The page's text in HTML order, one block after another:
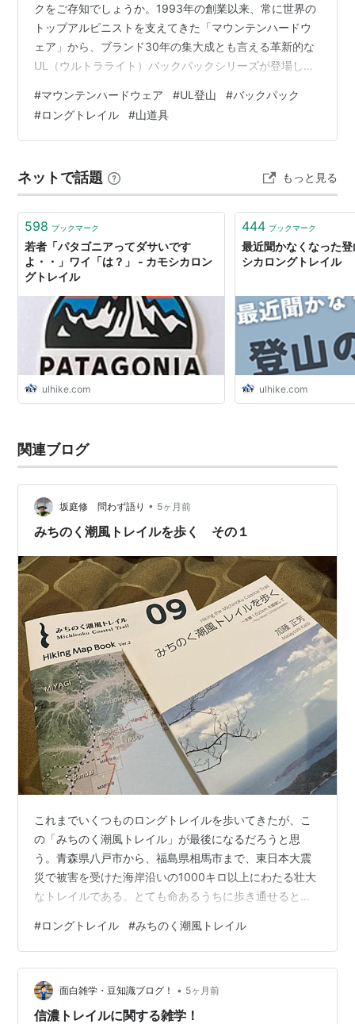
クをご存知でしょうか。1993年の創業以来、常に世界の
トップアルピニストを支えてきた「マウンテンハードウ
ェア」から、ブランド30年の集大成とも言える革新的な
UL（ウルトラライト）バックパックシリーズが登場しま
「Kazam（カザム）」。 「軽いだけのバックパックはも
う古い」――そんな声が聞こえてきそうなほど、圧倒的
な軽量性と、長時間の縦走にも耐えうる快適な背負い心
ーから本格的な登山家までを虜にする、その驚きのスペ
ックと特徴を余すところなくご紹介…
#マウンテンハードウェア #UL登山 #バックパック
#ロングトレイル #山道具
ネットで話題 もっと見る
598 ブックマーク
若者「パタゴニアってダサいです
よ・・」ワイ「は？」 - カモシカロン
グトレイル
ulhike.com
444 ブックマーク
最近聞かなくなった
シカロングトレイル
ulhike.com
関連ブログ
坂庭修 問わず語り • 5ヶ月前
みちのく潮風トレイルを歩く その１
これまでいくつものロングトレイルを歩いてきたが、こ
の「みちのく潮風トレイル」が最後になるだろうと思
う。青森県八戸市から、福島県相馬市まで、東日本大震
災で被害を受けた海岸沿いの1000キロ以上にわたる壮大
なトレイルである。とても命あるうちに歩き通せるとは
に宿泊したので、初めて歩いてみることにした。スター
トは仙台の南にある「名取トレイルセンター」とした。
立派なセンターでこのトレイルに関する様々な情報が提
供され、野営場もある。ここに車を置かせていただき、
仙台空港の南までの6キロほどを歩いた。 震災から15年
#ロングトレイル #みちのく潮風トレイル
面白雑学・豆知識ブログ！ • 5ヶ月前
信濃トレイルに関する雑学！